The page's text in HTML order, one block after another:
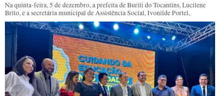
Na quinta-feira, 5 de dezembro, a prefeita de Buriti do Tocantins, Lucilene
Brito, e a secretária municipal de Assistência Social, Ivonilde Portel,